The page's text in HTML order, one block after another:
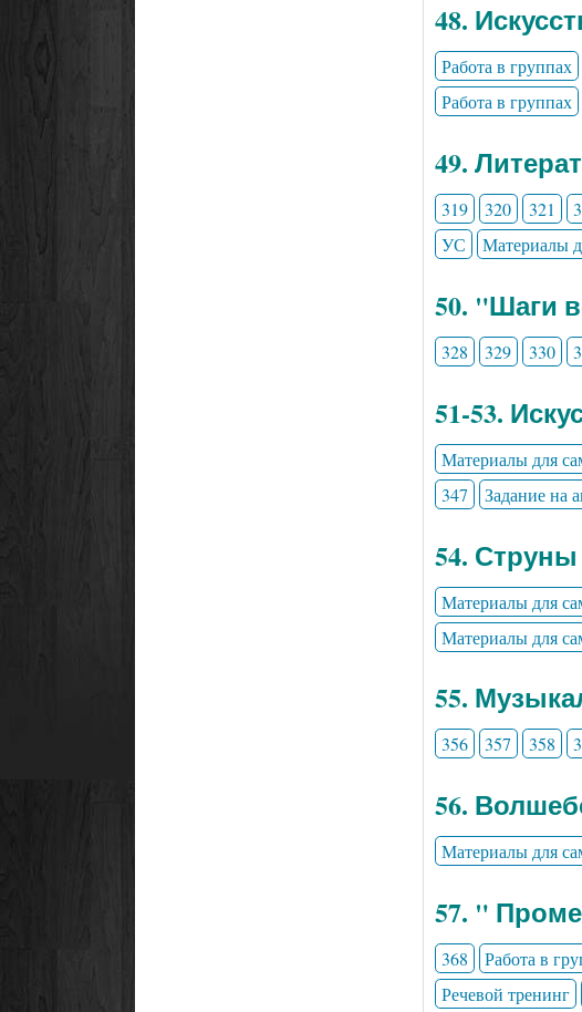
48.
Работа в группах
Работа в группах
49.
319 320 321
УС
Материалы
50. "Шаги
328 329 330
51-53.
Материалы для
347
Задание на
54.
Материалы для
Материалы для
55.
356 357 358
56.
Материалы для
57. "
368 Работа в
Речевой тренинг